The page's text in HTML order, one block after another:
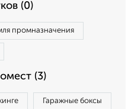
(0)
промназначения
(3)
Гаражные боксы